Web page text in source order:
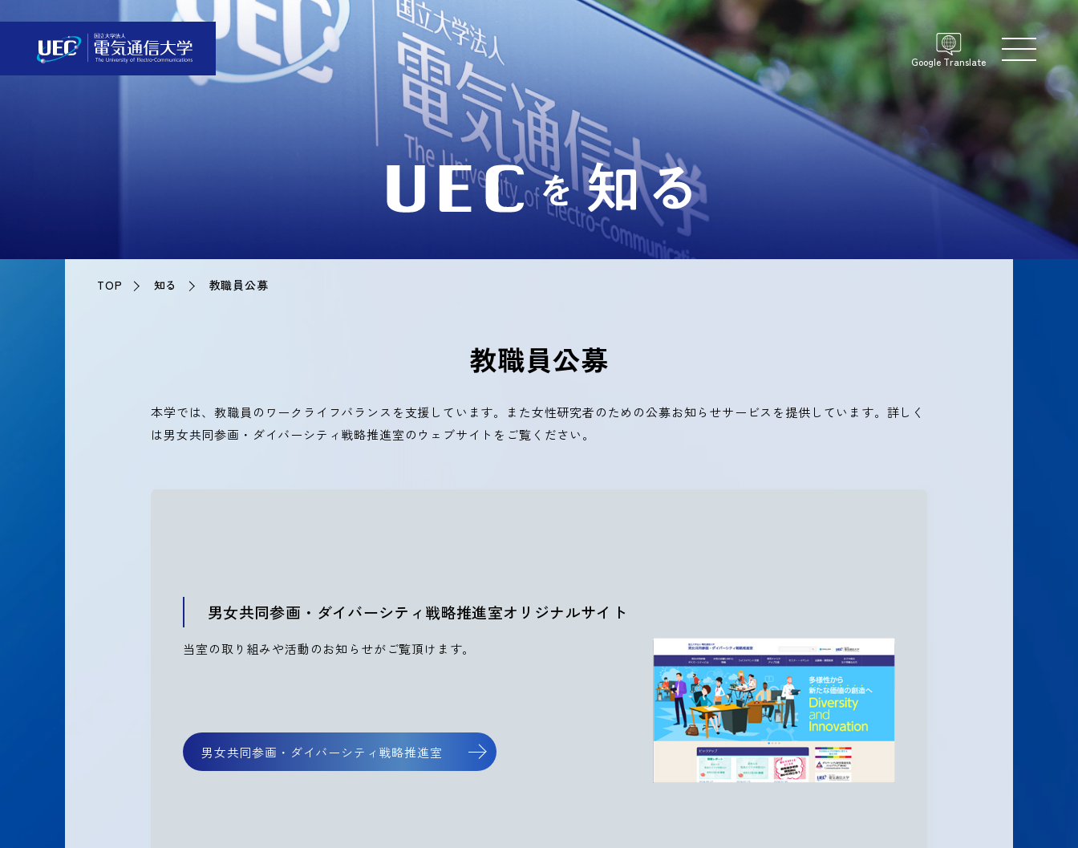
Google Translate
TOP 知る 教職員公募
教職員公募
本学では、教職員のワークライフバランスを支援しています。また女性研究者のための公募お知らせサービスを提供しています。詳しく
は男女共同参画・ダイバーシティ戦略推進室のウェブサイトをご覧ください。
男女共同参画・ダイバーシティ戦略推進室オリジナルサイト
当室の取り組みや活動のお知らせがご覧頂けます。
男女共同参画・ダイバーシティ戦略推進室